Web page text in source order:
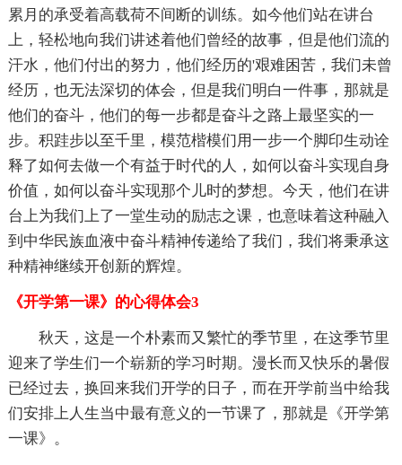
累月的承受着高载荷不间断的训练。如今他们站在讲台
上，轻松地向我们讲述着他们曾经的故事，但是他们流的
汗水，他们付出的努力，他们经历的'艰难困苦，我们未曾
经历，也无法深切的体会，但是我们明白一件事，那就是
他们的奋斗，他们的每一步都是奋斗之路上最坚实的一
步。积跬步以至千里，模范楷模们用一步一个脚印生动诠
释了如何去做一个有益于时代的人，如何以奋斗实现自身
价值，如何以奋斗实现那个儿时的梦想。今天，他们在讲
台上为我们上了一堂生动的励志之课，也意味着这种融入
到中华民族血液中奋斗精神传递给了我们，我们将秉承这
种精神继续开创新的辉煌。
《开学第一课》的心得体会3
秋天，这是一个朴素而又繁忙的季节里，在这季节里
迎来了学生们一个崭新的学习时期。漫长而又快乐的暑假
已经过去，换回来我们开学的日子，而在开学前当中给我
们安排上人生当中最有意义的一节课了，那就是《开学第
一课》。